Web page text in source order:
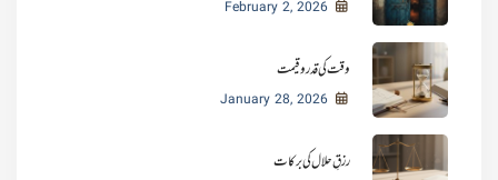
February 2, 2026
وقت کی قدر و قیمت
January 28, 2026
رزقِ حلال کی برکات